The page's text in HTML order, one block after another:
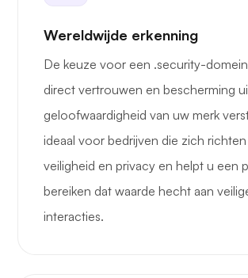
Wereldwijde erkenning
De keuze voor een .security-
direct vertrouwen en bescherming
geloofwaardigheid van uw merk
ideaal voor bedrijven die zich
veiligheid en privacy en helpt u een
bereiken dat waarde hecht aan
interacties.